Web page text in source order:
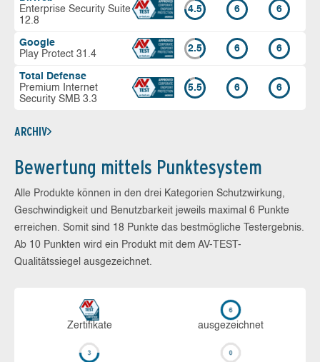
Enterprise Security Suite
12.8
4.5 6 6
Google
Play Protect 31.4
2.5 6 6
Total Defense
Premium Internet
Security SMB 3.3
5.5 6 6
ARCHIV
Bewertung mittels Punktesystem
Alle Produkte können in den drei Kategorien Schutzwirkung,
Geschwindigkeit und Benutzbarkeit jeweils maximal 6 Punkte
erreichen. Somit sind 18 Punkte das bestmögliche Testergebnis.
Ab 10 Punkten wird ein Produkt mit dem AV-TEST-
Qualitätssiegel ausgezeichnet.
Zerti­fikate aus­ge­zeich­net